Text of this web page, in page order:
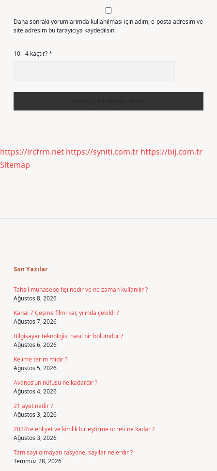
Daha sonraki yorumlarımda kullanılması için adım, e-posta adresim ve
site adresim bu tarayıcıya kaydedilsin.
10 - 4 kaçtır?*
https://ircfrm.net https://syniti.com.tr https://bij.com.tr
Sitemap
Son Yazılar
Tahsil muhasebe fişi nedir ve ne zaman kullanılır ?
Ağustos 8, 2026
Kanal 7 Çeşme filmi kaç yılında çekildi ?
Ağustos 7, 2026
Bilgisayar teknolojisi nasıl bir bölümdür ?
Ağustos 6, 2026
Kelime terim midir ?
Ağustos 5, 2026
Avanos’un nüfusu ne kadardır ?
Ağustos 4, 2026
21 ayet nedir ?
Ağustos 3, 2026
2024’te ehliyet ve kimlik birleştirme ücreti ne kadar ?
Ağustos 3, 2026
Tam sayı olmayan rasyonel sayılar nelerdir ?
Temmuz 28, 2026